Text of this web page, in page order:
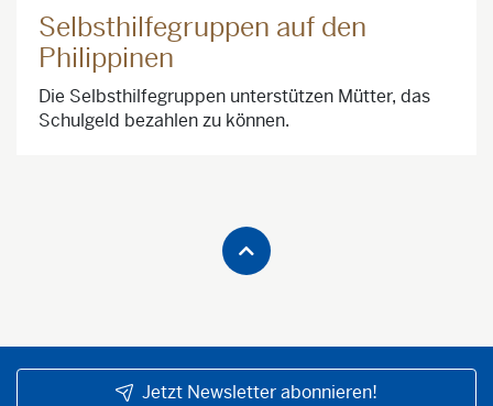
Selbsthilfegruppen auf den
Philippinen
Die Selbsthilfegruppen unterstützen Mütter, das
Schulgeld bezahlen zu können.
Jetzt Newsletter abonnieren!